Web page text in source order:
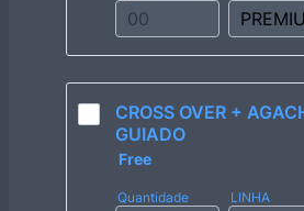
CROSS OVER +
GUIADO
Free
Free
Quantidade LINHA